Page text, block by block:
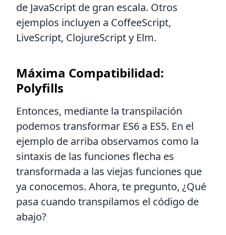
de JavaScript de gran escala. Otros
ejemplos incluyen a CoffeeScript,
LiveScript, ClojureScript y Elm.
Máxima Compatibilidad:
Polyfills
Entonces, mediante la transpilación
podemos transformar ES6 a ES5. En el
ejemplo de arriba observamos como la
sintaxis de las funciones flecha es
transformada a las viejas funciones que
ya conocemos. Ahora, te pregunto, ¿Qué
pasa cuando transpilamos el código de
abajo?